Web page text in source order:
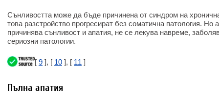
Сънливостта може да бъде причинена от синдром на
това разстройство прогресират без соматична патология. Но
причинява сънливост и апатия, не се лекува навреме,
сериозни патологии.
[ 9 ], [ 10 ], [ 11 ]
Пълна апатия